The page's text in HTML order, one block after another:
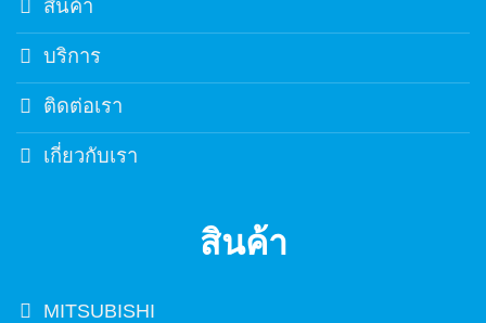
สินค้า
บริการ
ติดต่อเรา
เกี่ยวกับเรา
สินค้า
MITSUBISHI